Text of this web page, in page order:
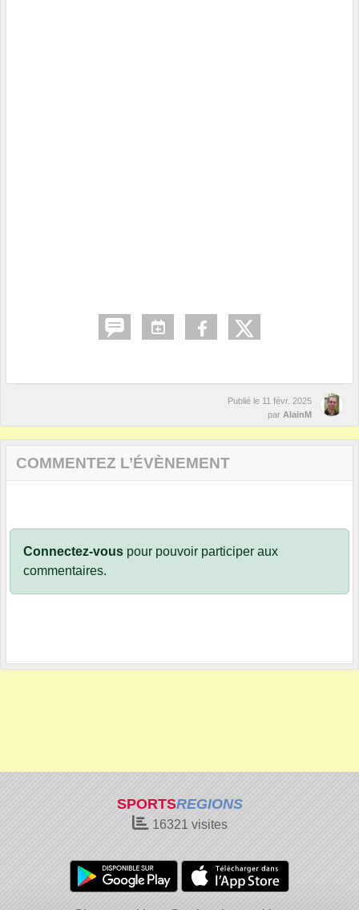
Publié le 11 févr. 2025
par AlainM
COMMENTEZ L’ÉVÈNEMENT
Connectez-vous pour pouvoir participer aux
commentaires.
SPORTSREGIONS
16321 visites